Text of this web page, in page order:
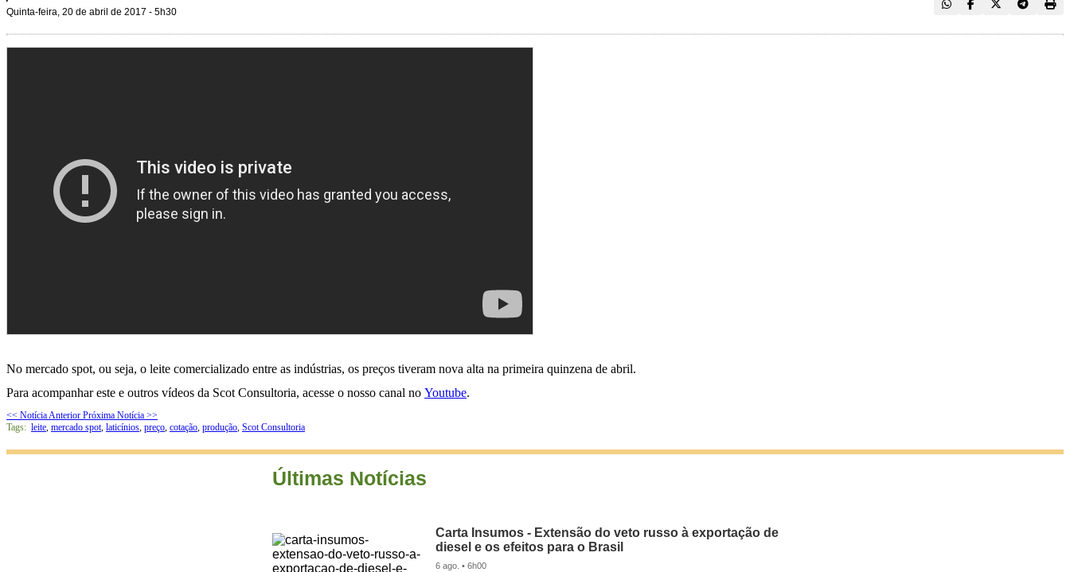
Quinta-feira, 20 de abril de 2017 - 5h30
No mercado spot, ou seja, o leite comercializado entre as indústrias, os preços tiveram nova alta na primeira quinzena de abril.
Para acompanhar este e outros vídeos da Scot Consultoria, acesse o nosso canal no Youtube.
<< Notícia Anterior Próxima Notícia >>
Tags: leite, mercado spot, laticínios, preço, cotação, produção, Scot Consultoria
Últimas Notícias
Carta Insumos - Extensão do veto russo à exportação de
diesel e os efeitos para o Brasil
6 ago. • 6h00